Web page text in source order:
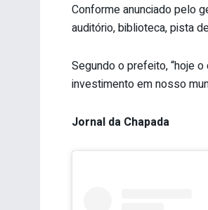
Conforme anunciado pelo
auditório, biblioteca, pista
Segundo o prefeito, “hoje
investimento em nosso
Jornal da Chapada